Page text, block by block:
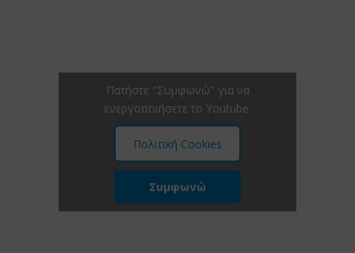
Πατήστε "Συμφωνώ" για να
ενεργοποιήσετε το Youtube
Πολιτική Cookies
Συμφωνώ